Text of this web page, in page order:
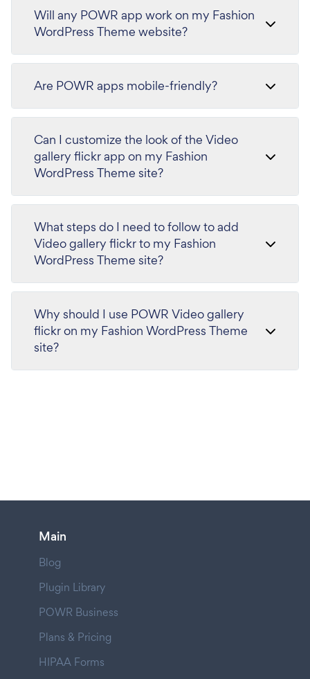
Will any POWR app work on my Fashion
WordPress Theme website?
Are POWR apps mobile-friendly?
Can I customize the look of the Video
gallery flickr app on my Fashion
WordPress Theme site?
What steps do I need to follow to add
Video gallery flickr to my Fashion
WordPress Theme site?
Why should I use POWR Video gallery
flickr on my Fashion WordPress Theme
site?
Main
Blog
Plugin Library
POWR Business
Plans & Pricing
HIPAA Forms